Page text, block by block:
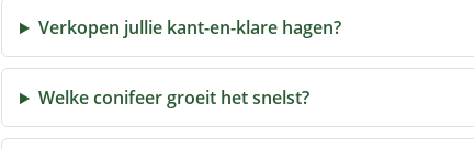
Verkopen jullie kant-en-klare hagen?
Welke conifeer groeit het snelst?